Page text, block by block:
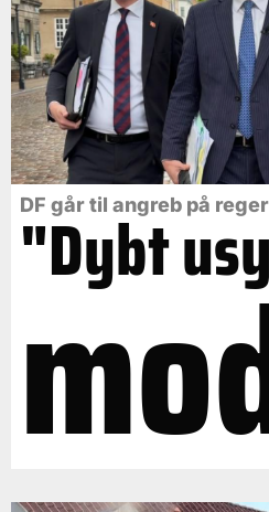
DF går til angreb på
"Dybt